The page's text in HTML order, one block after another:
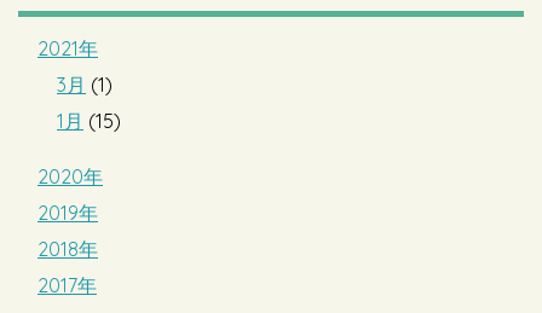
2021年
3月 (1)
1月 (15)
2020年
2019年
2018年
2017年